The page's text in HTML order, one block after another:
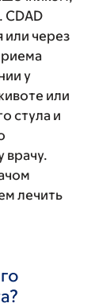
или через
у
или
стула и
врачу.
лечить